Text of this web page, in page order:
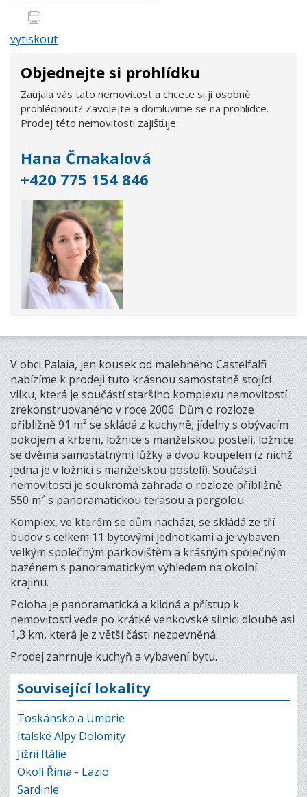
vytiskout
Objednejte si prohlídku
Zaujala vás tato nemovitost a chcete si ji osobně
prohlédnout? Zavolejte a domluvíme se na prohlídce.
Prodej této nemovitosti zajišťuje:
Hana Čmakalová
+420 775 154 846
V obci Palaia, jen kousek od malebného Castelfalfi
nabízíme k prodeji tuto krásnou samostatně stojící
vilku, která je součástí staršího komplexu nemovitostí
zrekonstruovaného v roce 2006. Dům o rozloze
přibližně 91 m² se skládá z kuchyně, jídelny s obývacím
pokojem a krbem, ložnice s manželskou postelí, ložnice
se dvěma samostatnými lůžky a dvou koupelen (z nichž
jedna je v ložnici s manželskou postelí). Součástí
nemovitosti je soukromá zahrada o rozloze přibližně
550 m² s panoramatickou terasou a pergolou.
Komplex, ve kterém se dům nachází, se skládá ze tří
budov s celkem 11 bytovými jednotkami a je vybaven
velkým společným parkovištěm a krásným společným
bazénem s panoramatickým výhledem na okolní
krajinu.
Poloha je panoramatická a klidná a přístup k
nemovitosti vede po krátké venkovské silnici dlouhé asi
1,3 km, která je z větší části nezpevněná.
Prodej zahrnuje kuchyň a vybavení bytu.
Související lokality
Toskánsko a Umbrie
Italské Alpy Dolomity
Jižní Itálie
Okolí Říma - Lazio
Sardinie